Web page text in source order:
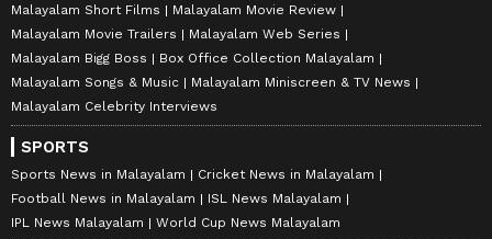
Malayalam Short Films
Malayalam Movie Review
Malayalam Movie Trailers
Malayalam Web Series
Malayalam Bigg Boss
Box Office Collection Malayalam
Malayalam Songs & Music
Malayalam Miniscreen & TV News
Malayalam Celebrity Interviews
SPORTS
Sports News in Malayalam
Cricket News in Malayalam
Football News in Malayalam
ISL News Malayalam
IPL News Malayalam
World Cup News Malayalam